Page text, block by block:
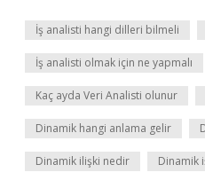
İş analisti hangi dilleri bilmeli
İş analisti olmak için ne yapmalı
Kaç ayda Veri Analisti olunur
Dinamik hangi anlama gelir
Dinamik ilişki nedir Dinamik